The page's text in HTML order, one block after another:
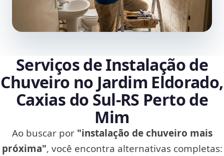
Serviços de Instalação de
Chuveiro no Jardim Eldorado,
Caxias do Sul‑RS Perto de
Mim
Ao buscar por "instalação de chuveiro mais
próxima", você encontra alternativas completas: